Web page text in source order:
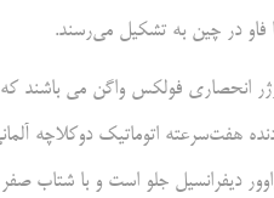
فاو در چین به تشکیل می‌رسند.